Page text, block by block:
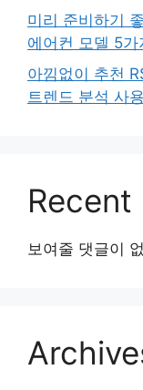
미리 준비하기
에어컨 모델 5
아낌없이 추천
트렌드 분석 사
보여줄 댓글이